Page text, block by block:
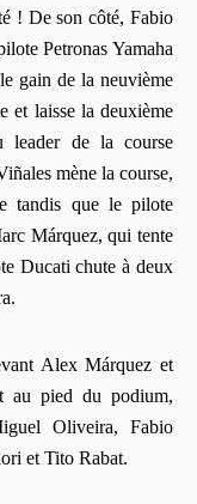
! De son côté, Fabio
Petronas Yamaha
gain de la neuvième
et laisse la deuxième
leader de la course
mène la course,
tandis que le pilote
Márquez, qui tente
Ducati chute à deux
Alex Márquez et
au pied du podium,
Oliveira, Fabio
et Tito Rabat.